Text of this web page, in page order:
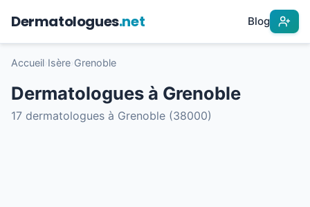
Dermatologues.net Blog
Accueil Isère Grenoble
Dermatologues à Grenoble
17 dermatologues à Grenoble (38000)